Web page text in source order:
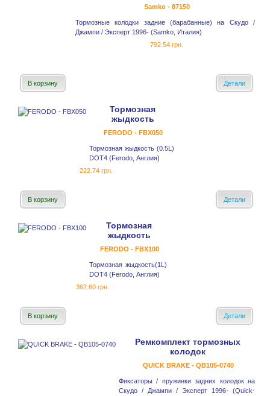
Samko - 87150
Тормозные колодки задние (барабанные) на Скудо /
Джампи / Эксперт 1996- (Samko, Италия)
792.54 грн.
В корзину Детали
Тормозная
жыдкость
FERODO - FBX050
Тормозная жыдкость (0.5L)
DOT4 (Ferodo, Англия)
222.74 грн.
В корзину Детали
Тормозная
жыдкость
FERODO - FBX100
Тормозная жыдкость(1L)
DOT4 (Ferodo, Англия)
362.60 грн.
В корзину Детали
Ремкомплект тормозных
колодок
QUICK BRAKE - QB105-0740
Фиксаторы / пружинки задних колодок на
Скудо / Джампи / Эксперт 1996- (Quick-